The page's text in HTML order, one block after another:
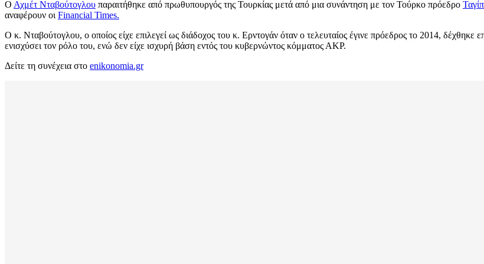
Ο Αχμέτ Νταβούτογλου παραιτήθηκε από πρωθυπουργός της Τουρκίας μετά από μια συνάντηση με τον Τούρκο πρόεδρο
αναφέρουν οι Financial Times.
Ο κ. Νταβούτογλου, ο οποίος είχε επιλεγεί ως διάδοχος του κ. Ερντογάν όταν ο τελευταίος έγινε πρόεδρος το 2014, δέχθηκε
ενισχύσει τον ρόλο του, ενώ δεν είχε ισχυρή βάση εντός του κυβερνώντος κόμματος ΑΚP.
Δείτε τη συνέχεια στο enikonomia.gr